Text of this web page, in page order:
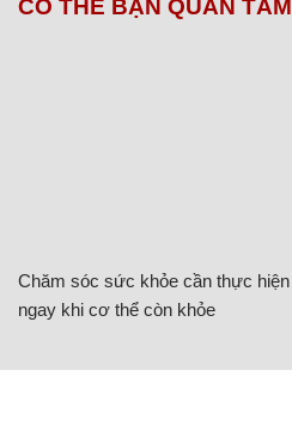
CÓ THỂ BẠN QUAN TÂM
Chăm sóc sức khỏe cần thực hiện
ngay khi cơ thể còn khỏe